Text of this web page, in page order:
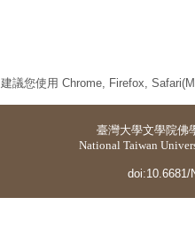
建議您使用 Chrome, Firefox,
臺灣大學文學院佛
National Taiwan
doi:10.6681/